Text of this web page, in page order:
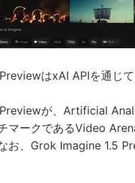
はxAI APIを通じて
が、Artificial
マークであるVideo
お、Grok Imagine 1.5